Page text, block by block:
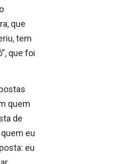
que
tem
que foi
quem
de
eu
eu